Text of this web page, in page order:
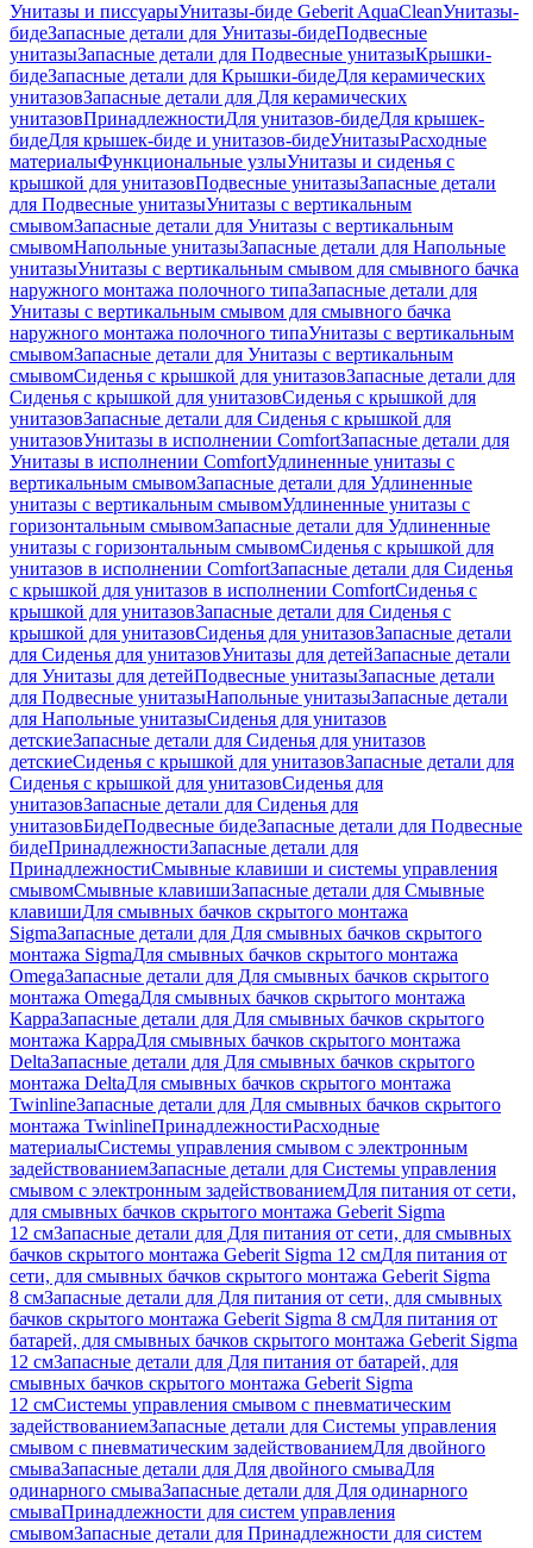
Унитазы и писсуарыУнитазы-биде Geberit AquaCleanУнитазы-
бидеЗапасные детали для Унитазы-бидеПодвесные
унитазыЗапасные детали для Подвесные унитазыКрышки-
бидеЗапасные детали для Крышки-бидеДля керамических
унитазовЗапасные детали для Для керамических
унитазовПринадлежностиДля унитазов-бидеДля крышек-
бидеДля крышек-биде и унитазов-бидеУнитазыРасходные
материалыФункциональные узлыУнитазы и сиденья с
крышкой для унитазовПодвесные унитазыЗапасные детали
для Подвесные унитазыУнитазы с вертикальным
смывомЗапасные детали для Унитазы с вертикальным
смывомНапольные унитазыЗапасные детали для Напольные
унитазыУнитазы с вертикальным смывом для смывного бачка
наружного монтажа полочного типаЗапасные детали для
Унитазы с вертикальным смывом для смывного бачка
наружного монтажа полочного типаУнитазы с вертикальным
смывомЗапасные детали для Унитазы с вертикальным
смывомСиденья с крышкой для унитазовЗапасные детали для
Сиденья с крышкой для унитазовСиденья с крышкой для
унитазовЗапасные детали для Сиденья с крышкой для
унитазовУнитазы в исполнении ComfortЗапасные детали для
Унитазы в исполнении ComfortУдлиненные унитазы с
вертикальным смывомЗапасные детали для Удлиненные
унитазы с вертикальным смывомУдлиненные унитазы с
горизонтальным смывомЗапасные детали для Удлиненные
унитазы с горизонтальным смывомСиденья с крышкой для
унитазов в исполнении ComfortЗапасные детали для Сиденья
с крышкой для унитазов в исполнении ComfortСиденья с
крышкой для унитазовЗапасные детали для Сиденья с
крышкой для унитазовСиденья для унитазовЗапасные детали
для Сиденья для унитазовУнитазы для детейЗапасные детали
для Унитазы для детейПодвесные унитазыЗапасные детали
для Подвесные унитазыНапольные унитазыЗапасные детали
для Напольные унитазыСиденья для унитазов
детскиеЗапасные детали для Сиденья для унитазов
детскиеСиденья с крышкой для унитазовЗапасные детали для
Сиденья с крышкой для унитазовСиденья для
унитазовЗапасные детали для Сиденья для
унитазовБидеПодвесные бидеЗапасные детали для Подвесные
бидеПринадлежностиЗапасные детали для
ПринадлежностиСмывные клавиши и системы управления
смывомСмывные клавишиЗапасные детали для Смывные
клавишиДля смывных бачков скрытого монтажа
SigmaЗапасные детали для Для смывных бачков скрытого
монтажа SigmaДля смывных бачков скрытого монтажа
OmegaЗапасные детали для Для смывных бачков скрытого
монтажа OmegaДля смывных бачков скрытого монтажа
KappaЗапасные детали для Для смывных бачков скрытого
монтажа KappaДля смывных бачков скрытого монтажа
DeltaЗапасные детали для Для смывных бачков скрытого
монтажа DeltaДля смывных бачков скрытого монтажа
TwinlineЗапасные детали для Для смывных бачков скрытого
монтажа TwinlineПринадлежностиРасходные
материалыСистемы управления смывом с электронным
задействованиемЗапасные детали для Системы управления
смывом с электронным задействованиемДля питания от сети,
для смывных бачков скрытого монтажа Geberit Sigma
12 смЗапасные детали для Для питания от сети, для смывных
бачков скрытого монтажа Geberit Sigma 12 смДля питания от
сети, для смывных бачков скрытого монтажа Geberit Sigma
8 смЗапасные детали для Для питания от сети, для смывных
бачков скрытого монтажа Geberit Sigma 8 смДля питания от
батарей, для смывных бачков скрытого монтажа Geberit Sigma
12 смЗапасные детали для Для питания от батарей, для
смывных бачков скрытого монтажа Geberit Sigma
12 смСистемы управления смывом с пневматическим
задействованиемЗапасные детали для Системы управления
смывом с пневматическим задействованиемДля двойного
смываЗапасные детали для Для двойного смываДля
одинарного смываЗапасные детали для Для одинарного
смываПринадлежности для систем управления
смывомЗапасные детали для Принадлежности для систем